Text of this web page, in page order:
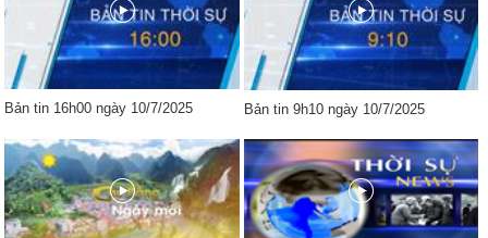
Bản tin 16h00 ngày 10/7/2025 Bản tin 9h10 ngày 10/7/2025